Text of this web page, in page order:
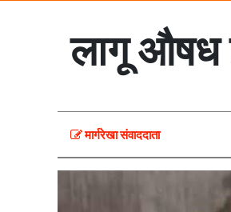
लागू औषध
मार्गरेखा संवाददाता